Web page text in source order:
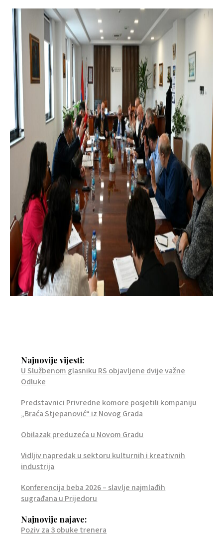
Najnovije vijesti:
U Službenom glasniku RS objavljene dvije važne
Odluke
Predstavnici Privredne komore posjetili kompaniju
„Braća Stjepanović“ iz Novog Grada
Obilazak preduzeća u Novom Gradu
Vidljiv napredak u sektoru kulturnih i kreativnih
industrija
Konferencija beba 2026 – slavlje najmlađih
sugrađana u Prijedoru
Najnovije najave:
Poziv za 3 obuke trenera